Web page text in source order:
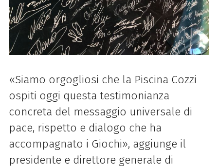
«Siamo orgogliosi che la Piscina Cozzi
ospiti oggi questa testimonianza
concreta del messaggio universale di
pace, rispetto e dialogo che ha
accompagnato i Giochi», aggiunge il
presidente e direttore generale di